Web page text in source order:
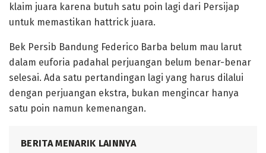
klaim juara karena butuh satu poin lagi dari Persijap
untuk memastikan hattrick juara.
Bek Persib Bandung Federico Barba belum mau larut
dalam euforia padahal perjuangan belum benar-benar
selesai. Ada satu pertandingan lagi yang harus dilalui
dengan perjuangan ekstra, bukan mengincar hanya
satu poin namun kemenangan.
BERITA MENARIK LAINNYA